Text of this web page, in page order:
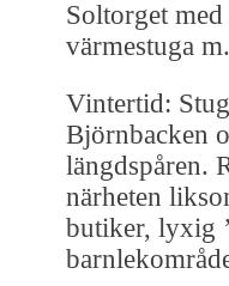
Soltorget
värmestuga
Vintertid:
Björnbacken
längdspåren.
närheten
butiker, lyxig